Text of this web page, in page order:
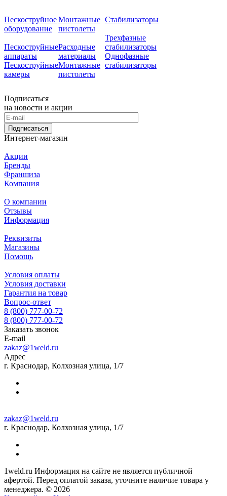
Пескоструйное
оборудование
Пескоструйные
аппараты
Пескоструйные
камеры
Монтажные
пистолеты
Расходные
материалы
Монтажные
пистолеты
Стабилизаторы
Трехфазные
стабилизаторы
Однофазные
стабилизаторы
Подписаться
на новости и акции
Подписаться
Интернет-магазин
Акции
Бренды
Франшиза
Компания
О компании
Отзывы
Информация
Реквизиты
Магазины
Помощь
Условия оплаты
Условия доставки
Гарантия на товар
Вопрос-ответ
8 (800) 777-00-72
8 (800) 777-00-72
Заказать звонок
E-mail
zakaz@1weld.ru
Адрес
г. Краснодар, Колхозная улица, 1/7
zakaz@1weld.ru
г. Краснодар, Колхозная улица, 1/7
1weld.ru Информация на сайте не является публичной
афертой. Перед оплатой заказа, уточните наличие товара у
менеджера. © 2026